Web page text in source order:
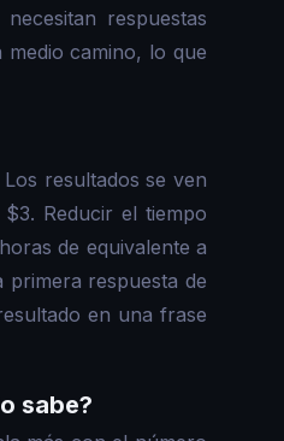
respuestas
medio camino, lo que
resultados se ven
Reducir el tiempo
de equivalente a
primera respuesta de
en una frase
sabe?